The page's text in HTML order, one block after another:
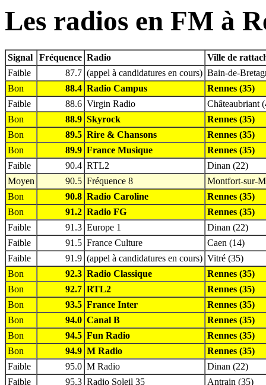
Les radios en FM à
Signal Fréquence Radio
Ville de
Faible
87.7 (appel à candidatures en cours) Bain-de-
Bon
88.4 Radio Campus
Rennes (35)
Faible
88.6 Virgin Radio
Châteaubriant
Bon
88.9 Skyrock
Rennes (35)
Bon
89.5 Rire & Chansons
Rennes (35)
Bon
89.9 France Musique
Rennes (35)
Faible
90.4 RTL2
Dinan (22)
Moyen
90.5 Fréquence 8
Montfort-sur-
Bon
90.8 Radio Caroline
Rennes (35)
Bon
91.2 Radio FG
Rennes (35)
Faible
91.3 Europe 1
Dinan (22)
Faible
91.5 France Culture
Caen (14)
Faible
91.9 (appel à candidatures en cours) Vitré (35)
Bon
92.3 Radio Classique
Rennes (35)
Bon
92.7 RTL2
Rennes (35)
Bon
93.5 France Inter
Rennes (35)
Bon
94.0 Canal B
Rennes (35)
Bon
94.5 Fun Radio
Rennes (35)
Bon
94.9 M Radio
Rennes (35)
Faible
95.0 M Radio
Dinan (22)
Faible
95.3 Radio Soleil 35
Antrain (35)